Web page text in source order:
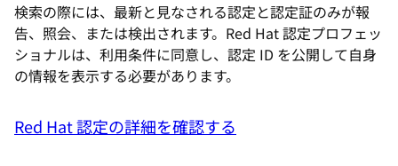
検索の際には、最新と見なされる認定と認定証のみが報
告、照会、または検出されます。Red Hat 認定プロフェッ
ショナルは、利用条件に同意し、認定 ID を公開して自身
の情報を表示する必要があります。
Red Hat 認定の詳細を確認する